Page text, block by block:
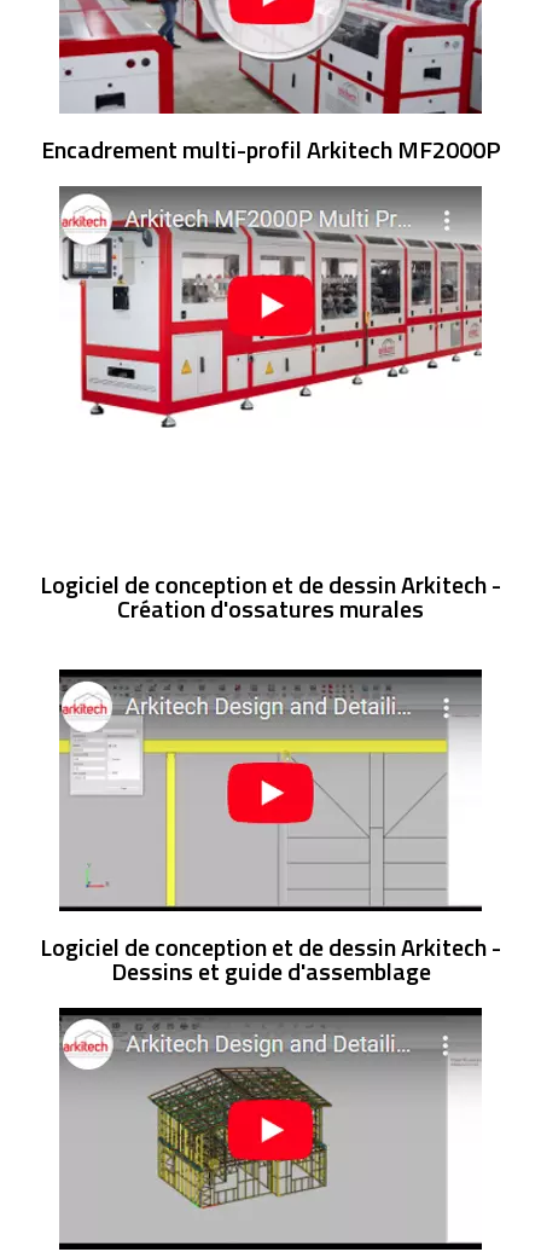
Encadrement multi-profil Arkitech MF2000P
Logiciel de conception et de dessin Arkitech -
Création d'ossatures murales
Logiciel de conception et de dessin Arkitech -
Dessins et guide d'assemblage